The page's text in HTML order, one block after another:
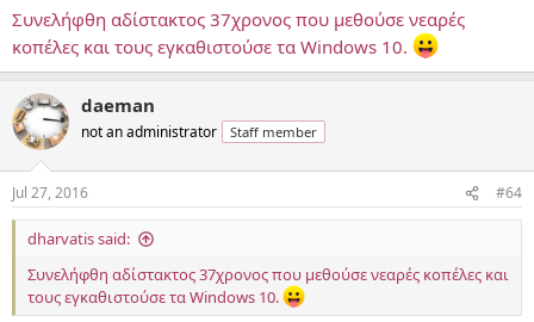
Συνελήφθη αδίστακτος 37χρονος που μεθούσε νεαρές
κοπέλες και τους εγκαθιστούσε τα Windows 10.
daeman
not an administrator Staff member
Jul 27, 2016 #64
dharvatis said:
Συνελήφθη αδίστακτος 37χρονος που μεθούσε νεαρές κοπέλες και
τους εγκαθιστούσε τα Windows 10.